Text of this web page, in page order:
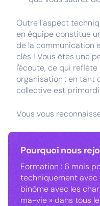
Outre l’aspect
en équipe constitue
de la communication
clés ! Vous êtes une
l'écoute, ce qui reflète
organisation : en tant
collective est
Vous vous
Pourquoi nous
Formation : 6 mois
techniquement
binôme avec les
ma-vie » dans tous